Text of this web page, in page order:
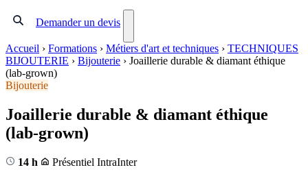
Demander un devis
Accueil › Formations › Métiers d'art et techniques › TECHNIQUES
BIJOUTERIE › Bijouterie › Joaillerie durable & diamant éthique
(lab-grown)
Bijouterie
Joaillerie durable & diamant éthique
(lab-grown)
14 h Présentiel IntraInter